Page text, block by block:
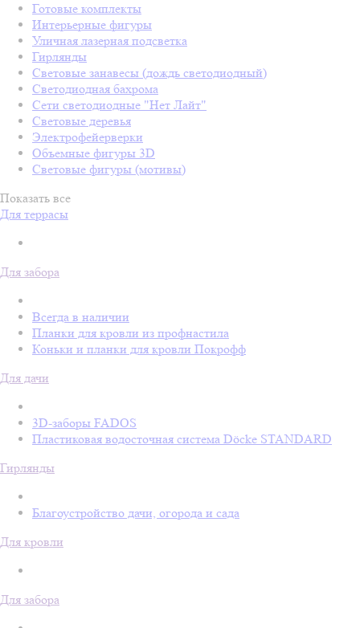
Готовые комплекты
Интерьерные фигуры
Уличная лазерная подсветка
Гирлянды
Световые занавесы (дождь светодиодный)
Светодиодная бахрома
Сети светодиодные "Нет Лайт"
Световые деревья
Электрофейерверки
Объемные фигуры 3D
Световые фигуры (мотивы)
Показать все
Для террасы
Для забора
Всегда в наличии
Планки для кровли из профнастила
Коньки и планки для кровли Покрофф
Для дачи
3D-заборы FADOS
Пластиковая водосточная система Döcke STANDARD
Гирлянды
Благоустройство дачи, огорода и сада
Для кровли
Для забора